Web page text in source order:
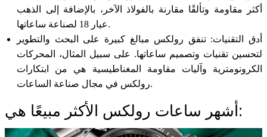
أكثر مقاومة وتألقًا مقارنة بالفولاذ الآخر، بالإضافة إلى الذهب
عيار 18 لصناعة ساعاتها.
أدق التقنيات: تنفق رولكس مبالغ كبيرة على البحث والتطوير
لتحسين تقنيات وتصميم ساعاتها. على سبيل المثال، المحركات
الكرونومترية وآليات مقاومة المغناطيسية هي من ابتكارات
رولكس في مجال صناعة الساعات.
أشهر ساعات رولكس الأكثر مبيعًا هي: